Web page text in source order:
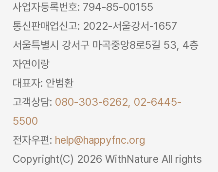
사업자등록번호: 794-85-00155
통신판매업신고: 2022-서울강서-1657
서울특별시 강서구 마곡중앙8로5길 53, 4층
자연이랑
대표자: 안범환
고객상담: 080-303-6262, 02-6445-
5500
전자우편: help@happyfnc.org
Copyright(C) 2026 WithNature All rights